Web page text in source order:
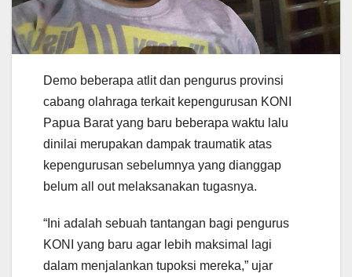
Demo beberapa atlit dan pengurus provinsi
cabang olahraga terkait kepengurusan KONI
Papua Barat yang baru beberapa waktu lalu
dinilai merupakan dampak traumatik atas
kepengurusan sebelumnya yang dianggap
belum all out melaksanakan tugasnya.
“Ini adalah sebuah tantangan bagi pengurus
KONI yang baru agar lebih maksimal lagi
dalam menjalankan tupoksi mereka,” ujar